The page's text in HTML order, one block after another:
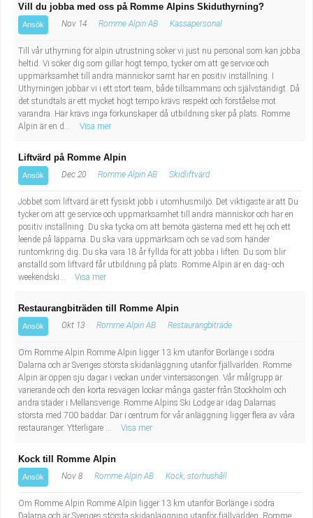
Vill du jobba med oss på Romme Alpins Skiduthyrning?
Ansök Nov 14 Romme Alpin AB Kassapersonal
Till vår uthyrning för alpin utrustning söker vi just nu personal som kan jobba
heltid. Vi söker dig som gillar högt tempo, tycker om att ge service och
uppmärksamhet till andra människor samt har en positiv inställning. I
Uthyrningen jobbar vi i ett stort team, både tillsammans och självständigt. Då
det stundtals är ett mycket högt tempo krävs respekt och förståelse mot
varandra. Här krävs inga förkunskaper då utbildning sker på plats. Romme
Alpin är en d...
Visa mer
Liftvärd på Romme Alpin
Ansök Dec 20 Romme Alpin AB Skidliftvärd
Jobbet som liftvärd är ett fysiskt jobb i utomhusmiljö. Det viktigaste är att Du
tycker om att ge service och uppmärksamhet till andra människor och har en
positiv inställning. Du ska tycka om att bemöta gästerna med ett hej och ett
leende på läpparna. Du ska vara uppmärksam och se vad som händer
runtomkring dig. Du ska vara 18 år fyllda för att jobba i liften. Du som blir
anställd som liftvärd får utbildning på plats. Romme Alpin är en dag- och
weekendski...
Visa mer
Restaurangbiträden till Romme Alpin
Ansök Okt 13 Romme Alpin AB Restaurangbiträde
Om Romme Alpin Romme Alpin ligger 13 km utanför Borlänge i södra
Dalarna och är Sveriges största skidanläggning utanför fjällvärlden. Romme
Alpin är öppen sju dagar i veckan under vintersäsongen. Vår målgrupp är
varierande och den korta resvägen lockar många gäster från Stockholm och
andra städer i Mellansverige. Romme Alpins Ski Lodge är idag Dalarnas
största med 700 bäddar. Där i centrum för vår anläggning ligger flera av våra
restauranger. Ytterligare ...
Visa mer
Kock till Romme Alpin
Ansök Nov 8 Romme Alpin AB Kock, storhushåll
Om Romme Alpin Romme Alpin ligger 13 km utanför Borlänge i södra
Dalarna och är Sveriges största skidanläggning utanför fjällvärlden. Romme